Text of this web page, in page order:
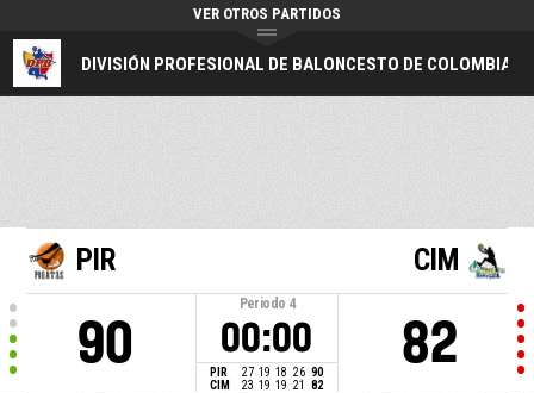
DIVISIÓN PROFESIONAL DE BALONCESTO DE COLOMBIA
VER OTROS PARTIDOS
PIR
90
Periodo 4
00:00
PIR 27 19 18 26 90
CIM
23 19 19 21 82
CIM
82